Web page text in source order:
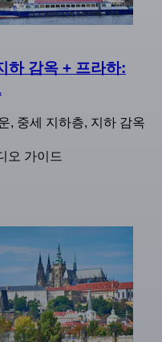
하 감옥 + 프라하:
, 중세 지하층, 지하 감옥
오 가이드